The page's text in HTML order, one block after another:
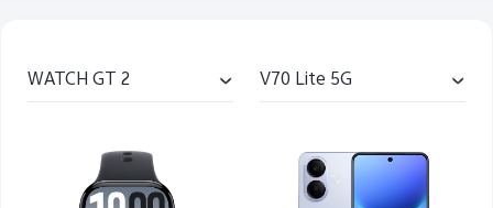
WATCH GT 2 V70 Lite 5G